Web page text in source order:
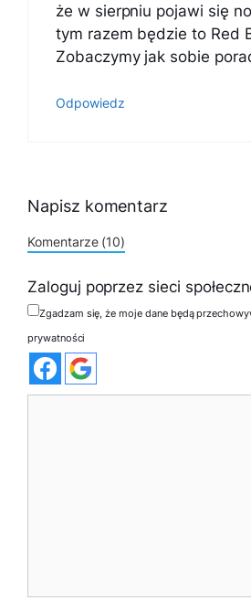
że w sierpniu pojawi się
tym razem będzie to Red
Zobaczymy jak sobie
Odpowiedz
Napisz komentarz
Komentarze (10)
Zaloguj poprzez sieci
Zgadzam się, że moje dane będą
prywatności